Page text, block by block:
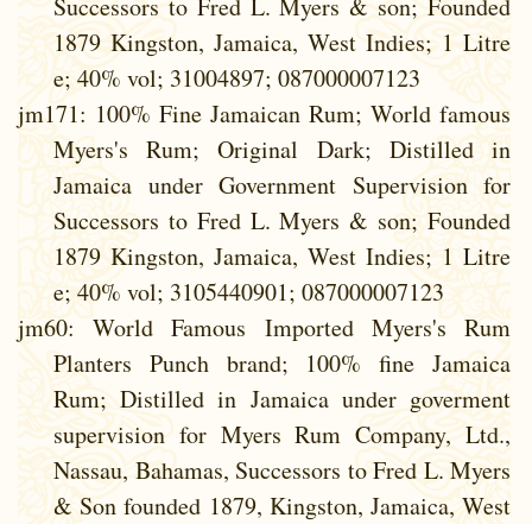
Successors to Fred L. Myers & son; Founded
1879 Kingston, Jamaica, West Indies; 1 Litre
e; 40% vol; 31004897; 087000007123
jm171: 100% Fine Jamaican Rum; World famous
Myers's Rum; Original Dark; Distilled in
Jamaica under Government Supervision for
Successors to Fred L. Myers & son; Founded
1879 Kingston, Jamaica, West Indies; 1 Litre
e; 40% vol; 3105440901; 087000007123
jm60: World Famous Imported Myers's Rum
Planters Punch brand; 100% fine Jamaica
Rum; Distilled in Jamaica under goverment
supervision for Myers Rum Company, Ltd.,
Nassau, Bahamas, Successors to Fred L. Myers
& Son founded 1879, Kingston, Jamaica, West